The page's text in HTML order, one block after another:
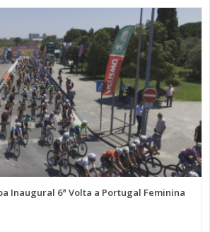
Inaugural 6ª Volta a Portugal Feminina